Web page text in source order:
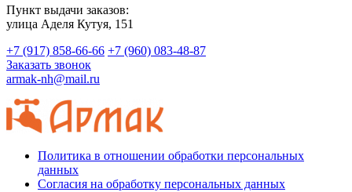
Пункт выдачи заказов:
​улица Аделя Кутуя, 151
+7 (917) 858-66-66 +7 (960) 083-48-87
Заказать звонок
armak-nh@mail.ru
Политика в отношении обработки персональных
данных
Согласия на обработку персональных данных